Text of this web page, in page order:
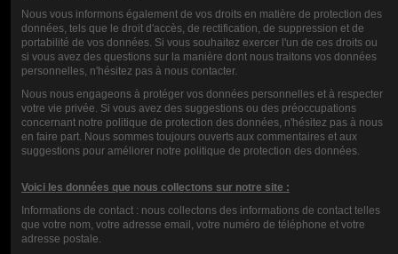
gustosa, che sicuramente vi soddisferà.
VALUTAZIONE
Nous vous informons également de vos droits en matière de protection des
données, tels que le droit d'accès, de rectification, de suppression et de
portabilité de vos données. Si vous souhaitez exercer l'un de ces droits ou
si vous avez des questions sur la manière dont nous traitons vos données
personnelles, n'hésitez pas à nous contacter.
Nous nous engageons à protéger vos données personnelles et à respecter
votre vie privée. Si vous avez des suggestions ou des préoccupations
concernant notre politique de protection des données, n'hésitez pas à nous
en faire part. Nous sommes toujours ouverts aux commentaires et aux
suggestions pour améliorer notre politique de protection des données.
Voici les données que nous collectons sur notre site :
Informations de contact : nous collectons des informations de contact telles
que votre nom, votre adresse email, votre numéro de téléphone et votre
adresse postale.